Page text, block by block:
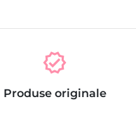
verified
Produse originale